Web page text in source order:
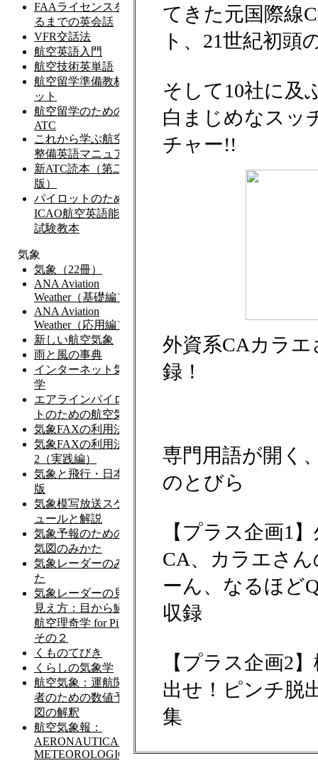
てきた元国際線
ト、21世紀初
そして10社に及
白まじめなスッ
チャー!!
外資系CAカラ
録！
専門用語が開く
のとびら
【プラス企画1
CA、カラエさ
ーん、なるほど
収録
【プラス企画2
出せ！ピンチ脱
集